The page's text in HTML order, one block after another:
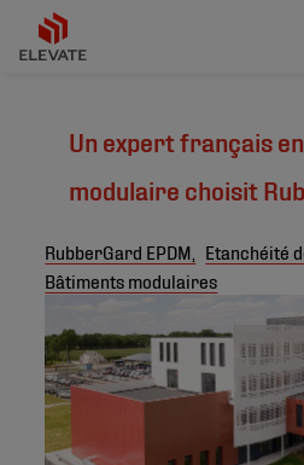
Un expert français
modulaire choisit
RubberGard EPDM, Etanchéité
Bâtiments modulaires